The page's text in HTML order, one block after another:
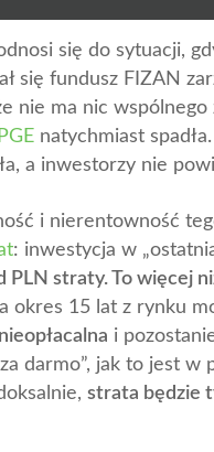
się do sytuacji,
się fundusz FIZAN
nie ma nic
natychmiast
a inwestorzy nie
i nierentowność
: inwestycja w
PLN straty. To więcej
okres 15 lat z rynku
i
darmo”, jak to jest
strata będzie